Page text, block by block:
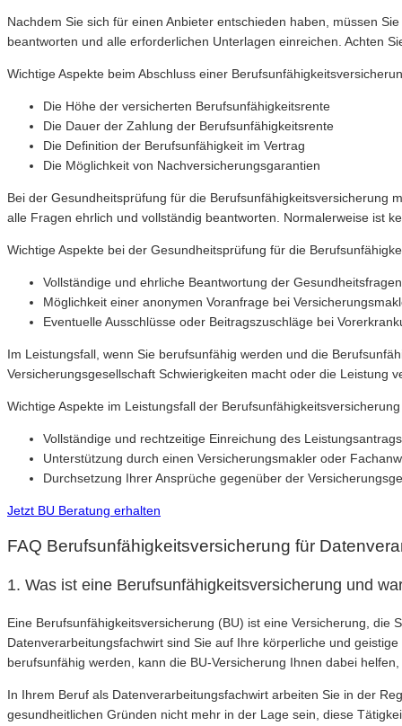
Nachdem Sie sich für einen Anbieter entschieden haben, müssen
beantworten und alle erforderlichen Unterlagen einreichen. Achten
Wichtige Aspekte beim Abschluss einer
Die Höhe der versicherten Berufsunfähigkeitsrente
Die Dauer der Zahlung der Berufsunfähigkeitsrente
Die Definition der Berufsunfähigkeit im Vertrag
Die Möglichkeit von Nachversicherungsgarantien
Bei der Gesundheitsprüfung für die Berufsunfähigkeitsversicherung
alle Fragen ehrlich und vollständig beantworten. Normalerweise ist
Wichtige Aspekte bei der Gesundheitsprüfung für die
Vollständige und ehrliche Beantwortung der Gesundheitsfragen
Möglichkeit einer anonymen Voranfrage bei
Eventuelle Ausschlüsse oder Beitragszuschläge bei
Im Leistungsfall, wenn Sie berufsunfähig werden und die
Versicherungsgesellschaft Schwierigkeiten macht oder die Leistung
Wichtige Aspekte im Leistungsfall der
Vollständige und rechtzeitige Einreichung des Leistungsantrags
Unterstützung durch einen Versicherungsmakler oder
Durchsetzung Ihrer Ansprüche gegenüber der
Jetzt BU Beratung erhalten
FAQ Berufsunfähigkeitsversicherung für
1. Was ist eine Berufsunfähigkeitsversicherung und
Eine Berufsunfähigkeitsversicherung (BU) ist eine Versicherung,
Datenverarbeitungsfachwirt sind Sie auf Ihre körperliche und
berufsunfähig werden, kann die BU-Versicherung Ihnen dabei
In Ihrem Beruf als Datenverarbeitungsfachwirt arbeiten Sie in der
gesundheitlichen Gründen nicht mehr in der Lage sein, diese